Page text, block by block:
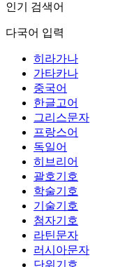
인기 검색어
다국어 입력
히라가나
가타카나
중국어
한글고어
그리스문자
프랑스어
독일어
히브리어
괄호기호
학술기호
기술기호
첨자기호
라틴문자
러시아문자